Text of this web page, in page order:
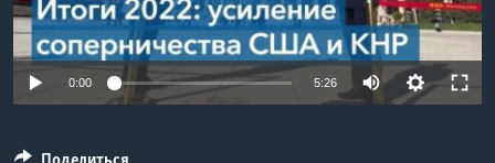
Learning English
СОЦИАЛЬНЫЕ СЕТИ
0:00 5:26